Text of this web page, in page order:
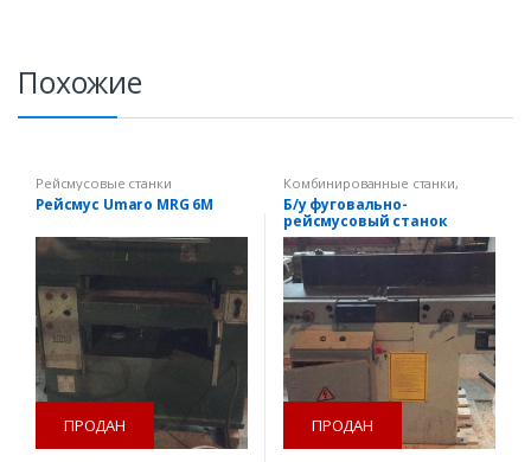
Похожие
Рейсмусовые станки
Рейсмус Umaro MRG 6M
ПРОДАН
Комбинированные станки,
Рейсмусовые станки
Фуговальные станки
Б/у фуговально-
рейсмусовый станок
Hermes A 410
ПРОДАН